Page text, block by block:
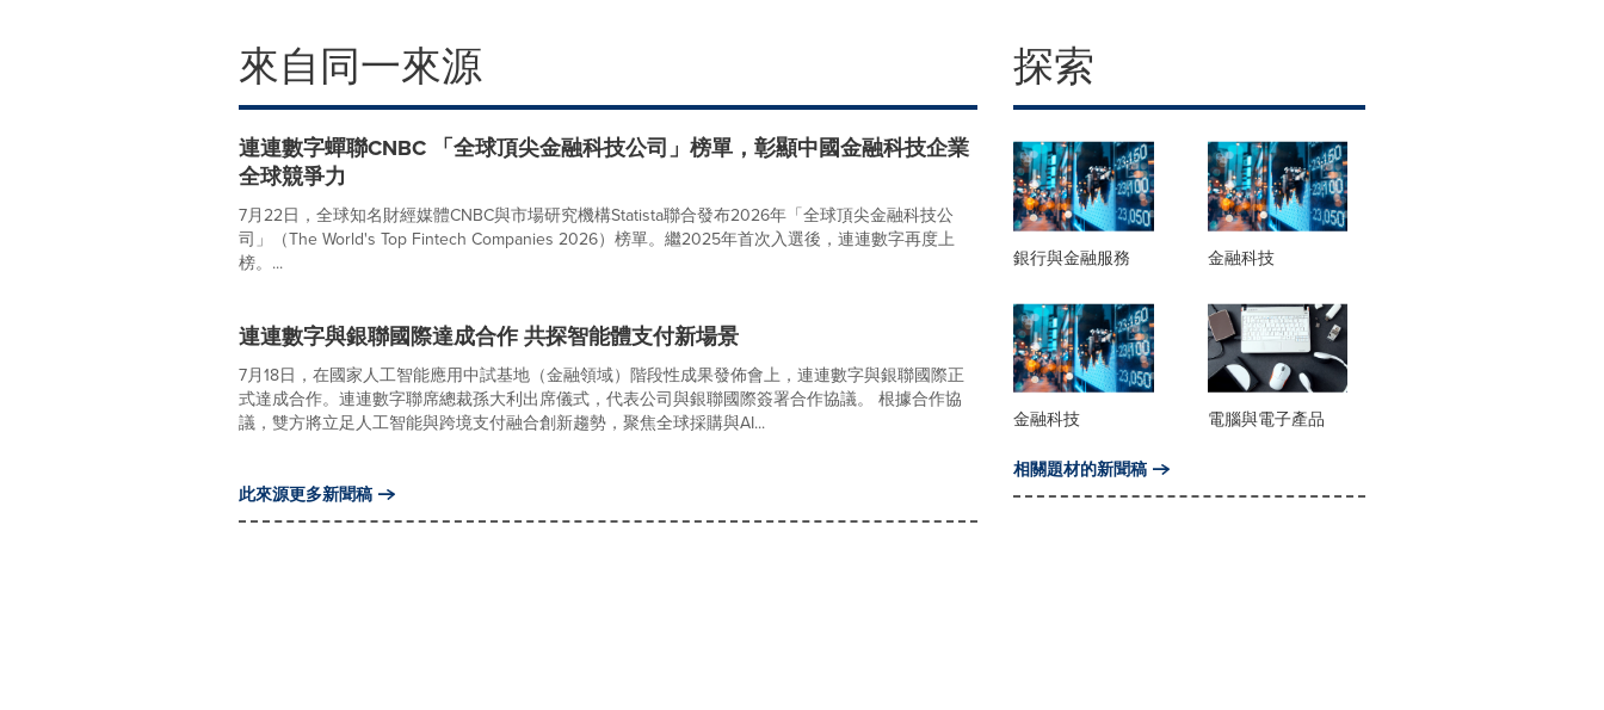
來自同一來源
連連數字蟬聯CNBC 「全球頂尖金融科技公司」榜單，彰顯中國金融科技企業
全球競爭力
7月22日，全球知名財經媒體CNBC與市場研究機構Statista聯合發布2026年「全球頂尖金融科技公
司」（The World's Top Fintech Companies 2026）榜單。繼2025年首次入選後，連連數字再度上
榜。...
連連數字與銀聯國際達成合作 共探智能體支付新場景
7月18日，在國家人工智能應用中試基地（金融領域）階段性成果發佈會上，連連數字與銀聯國際正
式達成合作。連連數字聯席總裁孫大利出席儀式，代表公司與銀聯國際簽署合作協議。 根據合作協
議，雙方將立足人工智能與跨境支付融合創新趨勢，聚焦全球採購與AI...
此來源更多新聞稿
探索
銀行與金融服務 金融科技
金融科技 電腦與電子產品
相關題材的新聞稿